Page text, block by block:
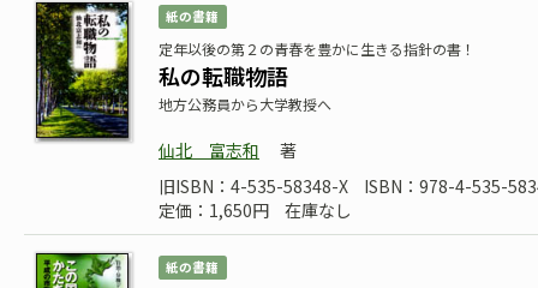
紙の書籍
定年以後の第２の青春を豊かに生きる指針の書！
私の転職物語
地方公務員から大学教授へ
仙北 富志和
著
旧ISBN：4-535-58348-X
ISBN：978-4-535-
定価：1,650円
在庫なし
紙の書籍